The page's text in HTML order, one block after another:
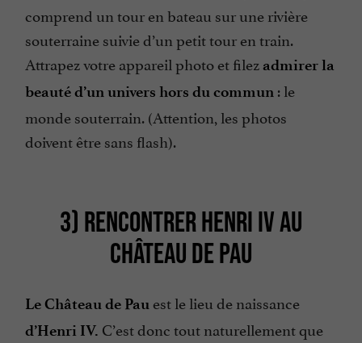
comprend un tour en bateau sur une rivière
souterraine suivie d’un petit tour en train.
Attrapez votre appareil photo et filez admirer la
beauté d’un univers hors du commun : le
monde souterrain. (Attention, les photos
doivent être sans flash).
3) RENCONTRER HENRI IV AU
CHÂTEAU DE PAU
Le Château de Pau est le lieu de naissance
d’Henri IV. C’est donc tout naturellement que